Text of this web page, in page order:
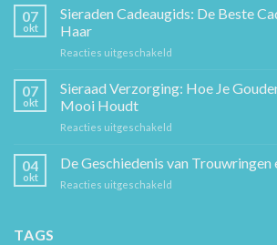
Gouden
Ketting:
Sierkunst
en
07
okt
Sieraden Cadeaugids: De Beste
Haar
Reacties uitgeschakeld
Cadeaugids:
De
Hem
07
okt
Sieraad Verzorging: Hoe Je
Mooi Houdt
Reacties uitgeschakeld
Verzorging:
Hoe
04
okt
De Geschiedenis van Trouwringen
Reacties uitgeschakeld
TAGS